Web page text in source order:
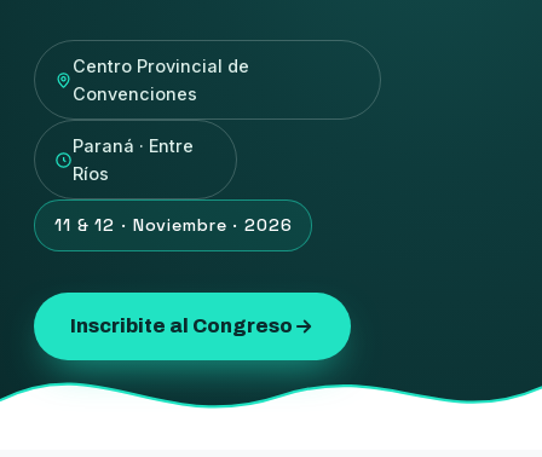
Centro Provincial de
Convenciones
Paraná · Entre
Ríos
11 & 12 · Noviembre · 2026
Inscribite al Congreso